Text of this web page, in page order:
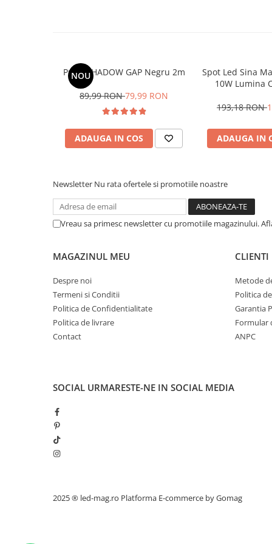
indelungata
, ceea ce inseamna ca va
preferat multi ani.
In comparatie cu sursele de iluminat conventionale, acest
(960 Lumeni)cu un consum minim de energie
NOU
Profil SHADOW GAP Negru 2m
89,99 RON79,99 RON
ADAUGA IN COS
Spot Led Sina
10W Lumina
193,18 RON
ADAUGA IN
Newsletter Nu rata ofertele si promotiile noastre
Vreau sa primesc newsletter cu promotiile magazinului.
MAGAZINUL MEU
Despre noi
Termeni si Conditii
Politica de Confidentialitate
Politica de livrare
Contact
CLIENTI
Metode
Politica
Garantia
Formular
ANPC
SOCIAL URMARESTE-NE IN SOCIAL MEDIA
2025 ® led-mag.ro Platforma E-commerce by Gomag